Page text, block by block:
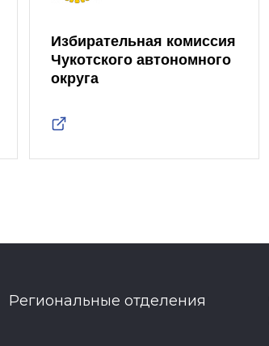
Избирательная комиссия
Чукотского автономного
округа
Региональные отделения